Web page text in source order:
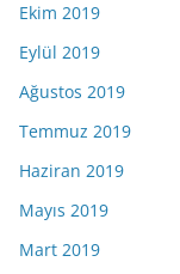
Ekim 2019
Eylül 2019
Ağustos 2019
Temmuz 2019
Haziran 2019
Mayıs 2019
Mart 2019